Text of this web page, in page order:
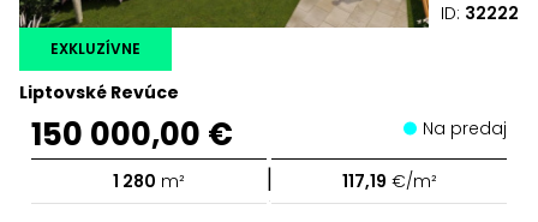
ID: 32222
Liptovské Revúce
EXKLUZÍVNE
150 000,00 € Na predaj
1 280 m² | 117,19 €/m²